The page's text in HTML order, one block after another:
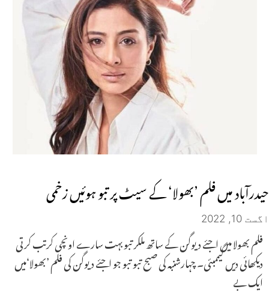
حیدرآباد میں فلم ’بھولا‘ کے سیٹ پر تبو ہوئیں زخمی
اگست 10, 2022
فلم بھولا میں اجئے دیوگن کے ساتھ ملکر تبو بہت سارے اونچی کرتب کرتی
دیکھائی دیں گیممبئی۔ چہارشنبہ کی صبح تبو تبو جو اجئے دیوگن کی فلم ’بھولا‘میں
ایک بے